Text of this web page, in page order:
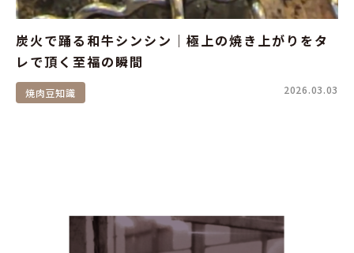
炭火で踊る和牛シンシン｜極上の焼き上がりをタ
レで頂く至福の瞬間
焼肉豆知識 2026.03.03